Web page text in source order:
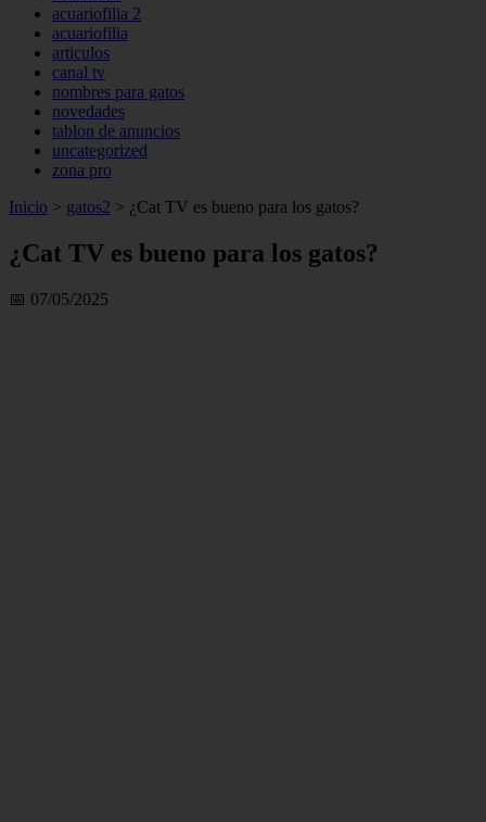
acuariofilia 2
acuariofilia
articulos
canal tv
nombres para gatos
novedades
tablon de anuncios
uncategorized
zona pro
Inicio > gatos2 > ¿Cat TV es bueno para los gatos?
¿Cat TV es bueno para los gatos?
📅 07/05/2025